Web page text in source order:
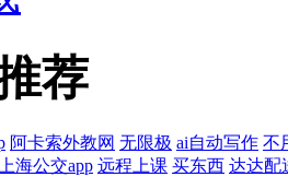
荐
阿卡索外教网 无限极 ai自动写作 不
上海公交app 远程上课 买东西 达达配